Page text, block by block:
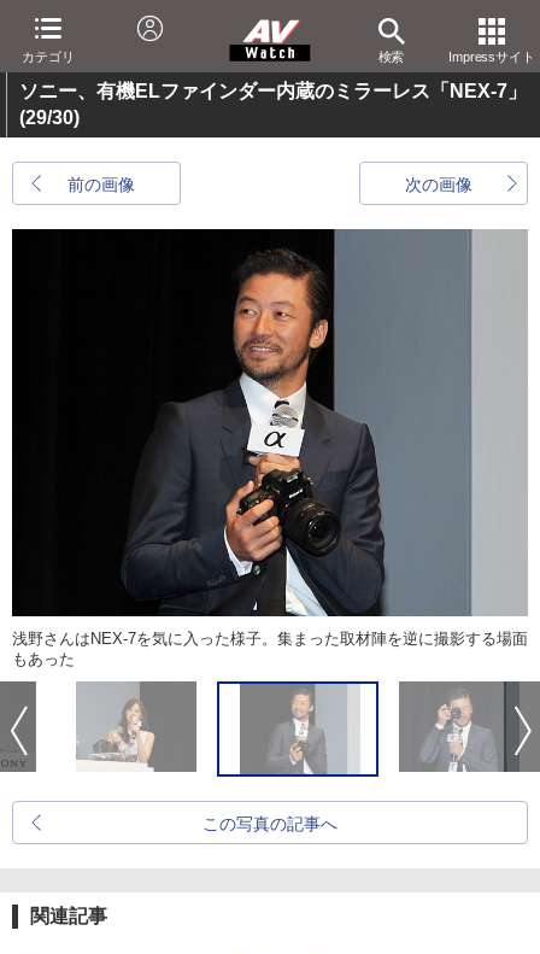
カテゴリ 検索 Impressサイト
ソニー、有機ELファインダー内蔵のミラーレス「NEX-7」
(29/30)
前の画像 次の画像
浅野さんはNEX-7を気に入った様子。集まった取材陣を逆に撮影する場面
もあった
この写真の記事へ
関連記事